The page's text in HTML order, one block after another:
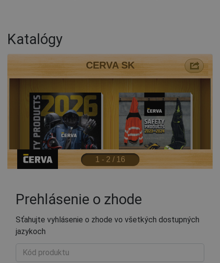
Katalógy
Prehlásenie o zhode
Sťahujte vyhlásenie o zhode vo všetkých dostupných
jazykoch
Kód produktu